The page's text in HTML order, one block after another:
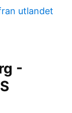
utlandet
-